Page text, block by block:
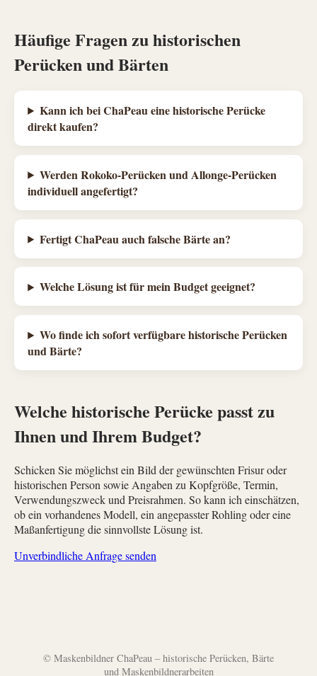
Häufige Fragen zu historischen
Perücken und Bärten
Kann ich bei ChaPeau eine historische Perücke
direkt kaufen?
Werden Rokoko-Perücken und Allonge-Perücken
individuell angefertigt?
Fertigt ChaPeau auch falsche Bärte an?
Welche Lösung ist für mein Budget geeignet?
Wo finde ich sofort verfügbare historische Perücken
und Bärte?
Welche historische Perücke passt zu
Ihnen und Ihrem Budget?
Schicken Sie möglichst ein Bild der gewünschten Frisur oder
historischen Person sowie Angaben zu Kopfgröße, Termin,
Verwendungszweck und Preisrahmen. So kann ich einschätzen,
ob ein vorhandenes Modell, ein angepasster Rohling oder eine
Maßanfertigung die sinnvollste Lösung ist.
Unverbindliche Anfrage senden
© Maskenbildner ChaPeau – historische Perücken, Bärte
und Maskenbildnerarbeiten